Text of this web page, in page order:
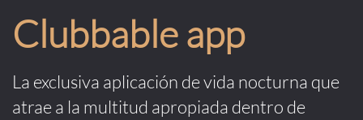
Clubbable app
La exclusiva aplicación de vida nocturna que
atrae a la multitud apropiada dentro de